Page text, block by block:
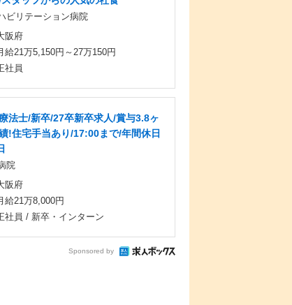
ビリテーション病院
阪府
給21万5,150円～27万150円
社員
法士/新卒/27卒新卒求人/賞与3.8ヶ
!住宅手当あり/17:00まで/年間休日
院
阪府
給21万8,000円
社員 / 新卒・インターン
Sponsored by